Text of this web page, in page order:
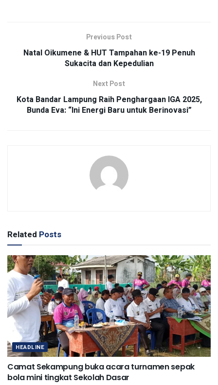
Previous Post
Natal Oikumene & HUT Tampahan ke-19 Penuh
Sukacita dan Kepedulian
Next Post
Kota Bandar Lampung Raih Penghargaan IGA 2025,
Bunda Eva: “Ini Energi Baru untuk Berinovasi”
Related Posts
HEADLINE
Camat Sekampung buka acara turnamen sepak
bola mini tingkat Sekolah Dasar